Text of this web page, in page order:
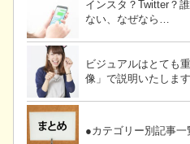
インスタ？Twitter？
ない、なぜなら…
ビジュアルはとても
像」で説明いたしま
●カテゴリー別記事一